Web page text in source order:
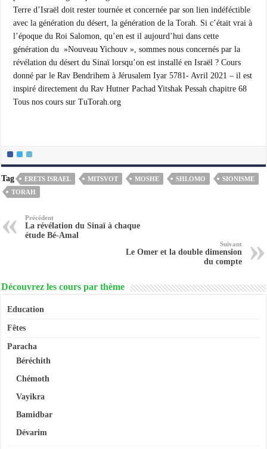
Terre d’Israël doit rester tournée et concernée par son lien indéféctible
avec la génération du désert, la génération de la Torah. Si c’était vrai à
l’époque du Roi Salomon, qu’en est il aujourd’hui dans cette
génération du »Nouveau Yichouv », sommes nous concernés par la
révélation du désert du Sinaï lorsqu’on est installé en Israël ? Cours
donné par le Rav Bendrihem à Jérusalem Iyar 5781- Avril 2021 – il est
inspiré directement du Rav Hutner Pachad Yitshak Pessah chapitre 68
Tous nos cours sur TuTorah.org
Tag ERETS ISRAEL MITSVOT MOSHE SHLOMO
SIONISME
TORAH
Précédent
La révélation du Sinaï à chaque
étude Bé-Amal
Suivant
Le Omer et la double dimension
du compte
Découvrez les cours par thème
Education
Fêtes
Paracha
Béréchith
Chémoth
Vayikra
Bamidbar
Dévarim